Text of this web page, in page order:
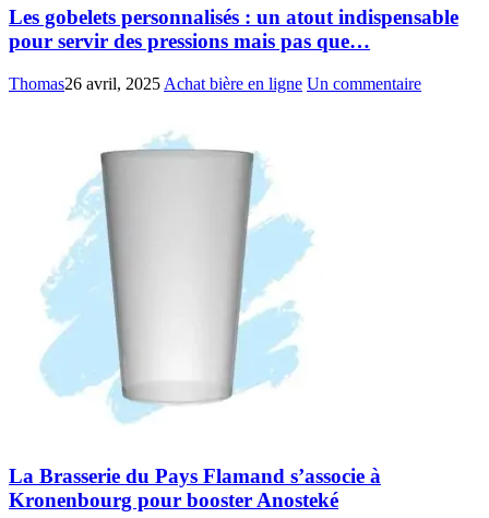
Les gobelets personnalisés : un atout indispensable
pour servir des pressions mais pas que…
Thomas26 avril, 2025 Achat bière en ligne Un commentaire
La Brasserie du Pays Flamand s’associe à
Kronenbourg pour booster Anosteké